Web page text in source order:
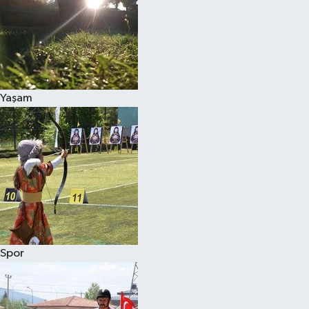
Yaşam
Spor